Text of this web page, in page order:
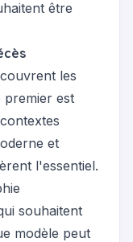
être
couvrent les
premier est
et
l'essentiel.
souhaitent
modèle peut